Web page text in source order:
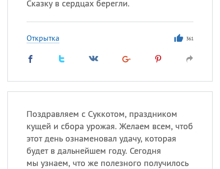
Сказку в сердцах берегли.
Открытка 361
Поздравляем с Суккотом, праздником
кущей и сбора урожая. Желаем всем, чтоб
этот день ознаменовал удачу, которая
будет в дальнейшем году. Сегодня
мы узнаем, что же полезного получилось